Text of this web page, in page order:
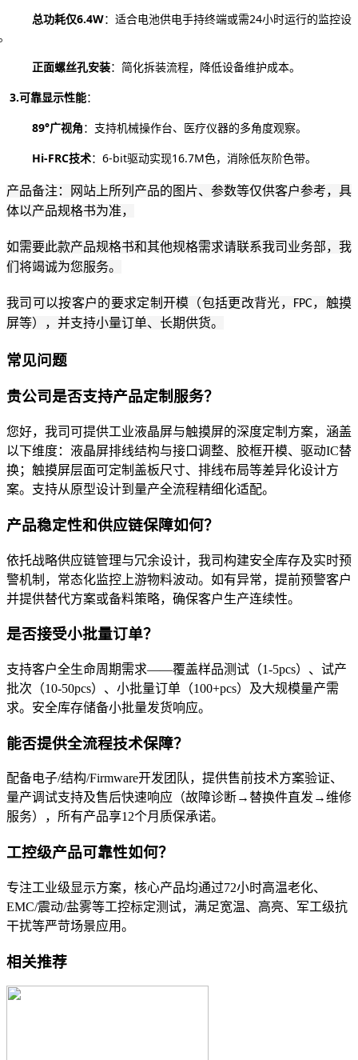
总功耗仅6.4W：适合电池供电手持终端或需24小时运行的监控设
正面螺丝孔安装：简化拆装流程，降低设备维护成本。
3.可靠显示性能：
89°广视角：支持机械操作台、医疗仪器的多角度观察。
Hi-FRC技术： 6-bit驱动实现16.7M色，消除低灰阶色带。
产品备注：网站上所列产品的图片、参数等仅供客户参考，具
体以产品规格书为准，
如需要此款产品规格书和其他规格需求请联系我司业务部，我
们将竭诚为您服务。
我司可以按客户的要求定制开模（包括更改背光， FPC，触摸
屏等），并支持小量订单、长期供货。
常见问题
贵公司是否支持产品定制服务？
您好，我司可提供工业液晶屏与触摸屏的深度定制方案，涵盖
以下维度：液晶屏排线结构与接口调整、胶框开模、驱动IC替
换；触摸屏层面可定制盖板尺寸、排线布局等差异化设计方
案。支持从原型设计到量产全流程精细化适配。
产品稳定性和供应链保障如何？
依托战略供应链管理与冗余设计，我司构建安全库存及实时预
警机制，常态化监控上游物料波动。如有异常，提前预警客户
并提供替代方案或备料策略，确保客户生产连续性。
是否接受小批量订单？
支持客户全生命周期需求——覆盖样品测试（1-5pcs）、试产
批次（10-50pcs）、小批量订单（100+pcs）及大规模量产需
求。安全库存储备小批量发货响应。
能否提供全流程技术保障？
配备电子/结构/Firmware开发团队，提供售前技术方案验证、
量产调试支持及售后快速响应（故障诊断→替换件直发→维修
服务），所有产品享12个月质保承诺。
工控级产品可靠性如何？
专注工业级显示方案，核心产品均通过72小时高温老化、
EMC/震动/盐雾等工控标定测试，满足宽温、高亮、军工级抗
干扰等严苛场景应用。
相关推荐